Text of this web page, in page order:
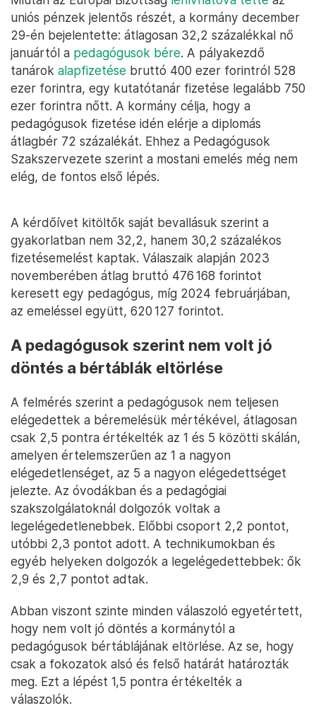
uniós pénzek jelentős részét, a kormány december
29-én bejelentette: átlagosan 32,2 százalékkal nő
januártól a pedagógusok bére. A pályakezdő
tanárok alapfizetése bruttó 400 ezer forintról 528
ezer forintra, egy kutatótanár fizetése legalább 750
ezer forintra nőtt. A kormány célja, hogy a
pedagógusok fizetése idén elérje a diplomás
átlagbér 72 százalékát. Ehhez a Pedagógusok
Szakszervezete szerint a mostani emelés még nem
elég, de fontos első lépés.
A kérdőívet kitöltők saját bevallásuk szerint a
gyakorlatban nem 32,2, hanem 30,2 százalékos
fizetésemelést kaptak. Válaszaik alapján 2023
novemberében átlag bruttó 476 168 forintot
keresett egy pedagógus, míg 2024 februárjában,
az emeléssel együtt, 620 127 forintot.
A pedagógusok szerint nem volt jó
döntés a bértáblák eltörlése
A felmérés szerint a pedagógusok nem teljesen
elégedettek a béremelésük mértékével, átlagosan
csak 2,5 pontra értékelték az 1 és 5 közötti skálán,
amelyen értelemszerűen az 1 a nagyon
elégedetlenséget, az 5 a nagyon elégedettséget
jelezte. Az óvodákban és a pedagógiai
szakszolgálatoknál dolgozók voltak a
legelégedetlenebbek. Előbbi csoport 2,2 pontot,
utóbbi 2,3 pontot adott. A technikumokban és
egyéb helyeken dolgozók a legelégedettebbek: ők
2,9 és 2,7 pontot adtak.
Abban viszont szinte minden válaszoló egyetértett,
hogy nem volt jó döntés a kormánytól a
pedagógusok bértáblájának eltörlése. Az se, hogy
csak a fokozatok alsó és felső határát határozták
meg. Ezt a lépést 1,5 pontra értékelték a
válaszolók.